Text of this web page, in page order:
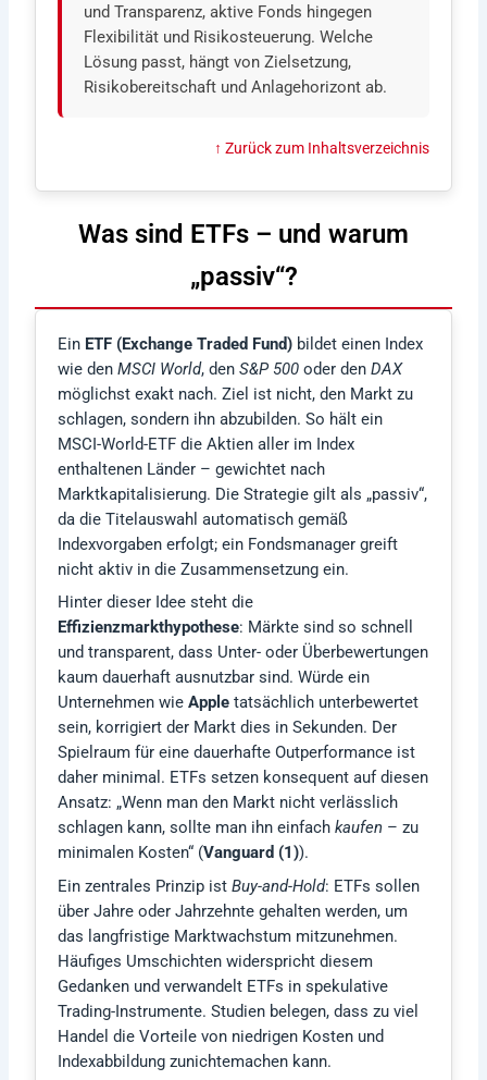
und Transparenz, aktive Fonds hingegen
Flexibilität und Risikosteuerung. Welche
Lösung passt, hängt von Zielsetzung,
Risikobereitschaft und Anlagehorizont ab.
↑ Zurück zum Inhaltsverzeichnis
Was sind ETFs – und warum
„passiv“?
Ein ETF (Exchange Traded Fund) bildet einen Index
wie denMSCI World, denS&P 500 oder denDAX
möglichst exakt nach. Ziel ist nicht, den Markt zu
schlagen, sondern ihn abzubilden. So hält ein
MSCI-World-ETF die Aktien aller im Index
enthaltenen Länder – gewichtet nach
Marktkapitalisierung. Die Strategie gilt als „passiv“,
da die Titelauswahl automatisch gemäß
Indexvorgaben erfolgt; ein Fondsmanager greift
nicht aktiv in die Zusammensetzung ein.
Hinter dieser Idee steht die
Effizienzmarkthypothese: Märkte sind so schnell
und transparent, dass Unter- oder Überbewertungen
kaum dauerhaft ausnutzbar sind. Würde ein
Unternehmen wieApple tatsächlich unterbewertet
sein, korrigiert der Markt dies in Sekunden. Der
Spielraum für eine dauerhafte Outperformance ist
daher minimal. ETFs setzen konsequent auf diesen
Ansatz: „Wenn man den Markt nicht verlässlich
schlagen kann, sollte man ihn einfachkaufen – zu
minimalen Kosten“ (Vanguard (1)).
Ein zentrales Prinzip istBuy-and-Hold: ETFs sollen
über Jahre oder Jahrzehnte gehalten werden, um
das langfristige Marktwachstum mitzunehmen.
Häufiges Umschichten widerspricht diesem
Gedanken und verwandelt ETFs in spekulative
Trading-Instrumente. Studien belegen, dass zu viel
Handel die Vorteile von niedrigen Kosten und
Indexabbildung zunichtemachen kann.